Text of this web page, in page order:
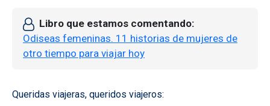
Libro que estamos comentando
Odiseas femeninas. 11 historias de mujeres de
otro tiempo para viajar hoy
Queridas viajeras, queridos viajeros: